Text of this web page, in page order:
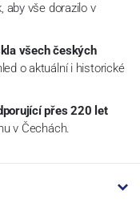
aby vše dorazilo v
všech českých
o aktuální i historické
přes 220 let
v Čechách.